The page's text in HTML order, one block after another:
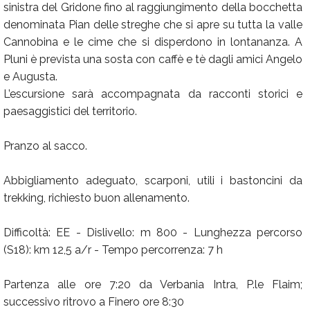
sinistra del Gridone fino al raggiungimento della bocchetta
denominata Pian delle streghe che si apre su tutta la valle
Cannobina e le cime che si disperdono in lontananza. A
Pluni è prevista una sosta con caffè e tè dagli amici Angelo
e Augusta.
L’escursione sarà accompagnata da racconti storici e
paesaggistici del territorio.
Pranzo al sacco.
Abbigliamento adeguato, scarponi, utili i bastoncini da
trekking, richiesto buon allenamento.
Difficoltà: EE - Dislivello: m 800 - Lunghezza percorso
(S18): km 12,5 a/r - Tempo percorrenza: 7 h
Partenza alle ore 7:20 da Verbania Intra, P.le Flaim;
successivo ritrovo a Finero ore 8:30